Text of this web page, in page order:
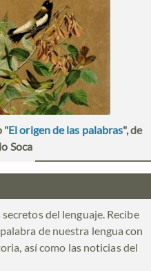
"El origen de las palabras", de
Soca
del lenguaje. Recibe
de nuestra lengua con
así como las noticias del